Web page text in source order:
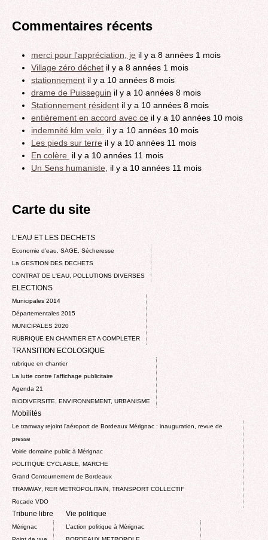
Commentaires récents
merci pour l'appréciation, je il y a 8 années 1 mois
Village zéro déchet il y a 8 années 1 mois
stationnement il y a 10 années 8 mois
drame de Puisseguin il y a 10 années 8 mois
Stationnement résident il y a 10 années 8 mois
entièrement en accord avec ce il y a 10 années 10 mois
indemnité klm velo il y a 10 années 10 mois
Les pieds sur terre il y a 10 années 11 mois
En colère
il y a 10 années 11 mois
Un Sens humaniste, il y a 10 années 11 mois
Carte du site
L'EAU ET LES DECHETS
Economie d’eau, SAGE, Sécheresse
La GESTION DES DECHETS
CONTRAT DE L'EAU, POLLUTIONS DIVERSES
ELECTIONS
Municipales 2014
Départementales 2015
MUNICIPALES 2020
RUBRIQUE EN CHANTIER ET A COMPLETER
TRANSITION ECOLOGIQUE
rubrique en chantier
La lutte contre l’affichage publicitaire
Agenda 21
BIODIVERSITE, ENVIRONNEMENT, URBANISME
Mobilités
Le tramway rejoint l'aéroport de Bordeaux Mérignac : inauguration, revue de
presse
Voirie domaine public à Mérignac
POLITIQUE CYCLABLE, MARCHE
Grand Contournement de Bordeaux
TRAMWAY, RER METROPOLITAIN, TRANSPORT COLLECTIF
Rocade VDO
Tribune libre
Mérignac
Vie politique
L’action politique à Mérignac